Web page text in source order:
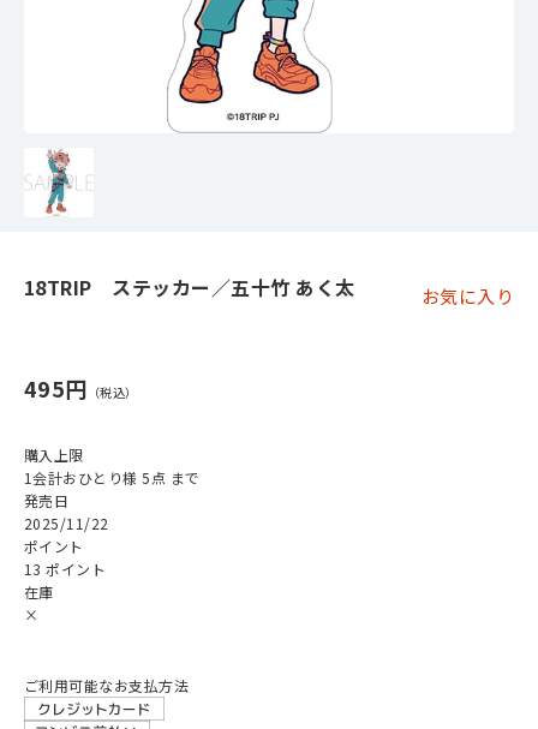
18TRIP ステッカー／五十竹 あく太 お気に入り
495円
購入上限
1会計おひとり様 5点 まで
発売日
2025/11/22
ポイント
13 ポイント
在庫
×
ご利用可能なお支払方法